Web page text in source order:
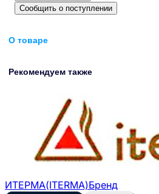
Сообщить о поступлении
О товаре
Рекомендуем также
ИТЕРМА(ITERMA)Бренд